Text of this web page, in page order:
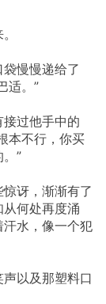
慢慢递给了
适。”
过他手中的
本不行，你买
”
讶，渐渐有了
何处再度涌
水，像一个犯
以及那塑料口